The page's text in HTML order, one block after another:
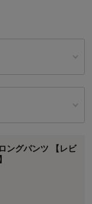
ングパンツ 【レビ